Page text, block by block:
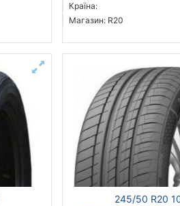
Країна:
Магазин: R20
245/50 R20